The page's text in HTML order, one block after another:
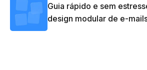
Guia rápido e sem
design modular de e-